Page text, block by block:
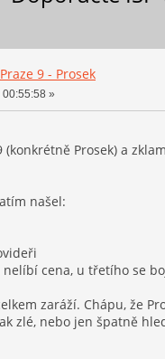
9 - Prosek
»
Prosek) a
našel:
cena, u třetího se
zaráží. Chápu, že
zlé, nebo jen špatně